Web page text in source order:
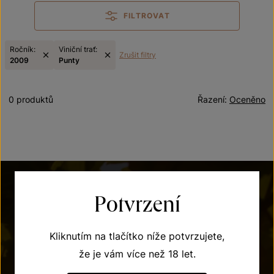
FILTROVAT
Ročník:
2009
Viniční trať:
Punty
Zrušit filtry
Oceněno
Řazení:
0 produktů
POTŘEBUJETE PORADIT?
Potvrzení
Kliknutím na tlačítko níže potvrzujete,
že je vám více než 18 let.